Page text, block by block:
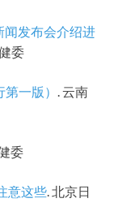
闻发布会介绍进
委
一版） . 云南
委
意这些. 北京日